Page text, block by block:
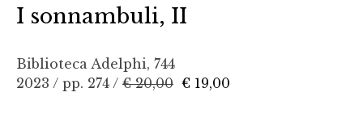
I sonnambuli, II
Biblioteca Adelphi, 744
2023 / pp. 274 / € 20,00 € 19,00